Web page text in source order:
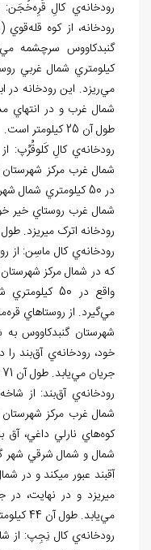
رودخانهي کالِ قَرِهخُجَن:
رودخانه، از کوه قله
گنبدکاووس سرچشمه
کيلومتري شمال غربي
ميريزد. اين رودخانه
شمال غرب و در انتهاي
طول آن 25 کيلومتر است.
رودخانهي کالِ کَلوقُرُپ:
شمال غرب مرکز شهرستان
شمال غرب روستاي خير
رودخانه اترک مي‏ريزد. طول آن 17
رودخانهي کال ماسِن: از
که در شمال مرکز
واقع در 50
ميگيرد. از روستاهاي قره
شهرستان گنبدکاووس به
خود، رودخانهي آقبند
جريان مييابد. طول آن 71 کيلومتر است.
رودخانهي آقبند: از شاخه
شمال غرب مرکز شهرستان
کوههاي نارلي داغي، آق
شمال و شمال شرقي
آق‏بند عبور مي‏کند و در
مي‏ريزد و در نهايت،
مييابد. طول آن 44 کيلومتر است.
رودخانهي کال نِجِپ: از